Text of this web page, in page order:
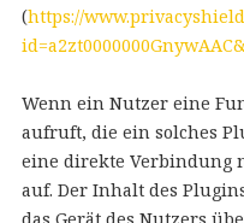
(https://
Wenn ein Nutzer eine
aufruft, die ein solches
eine direkte Verbindung
auf. Der Inhalt des
das Gerät des Nutzers